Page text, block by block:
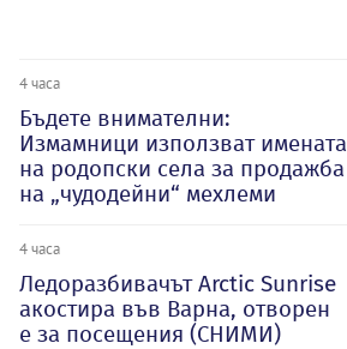
4 часа
Бъдете внимателни:
Измамници използват имената
на родопски села за продажба
на „чудодейни“ мехлеми
4 часа
Ледоразбивачът Arctic Sunrise
акостира във Варна, отворен
е за посещения (СНИМИ)